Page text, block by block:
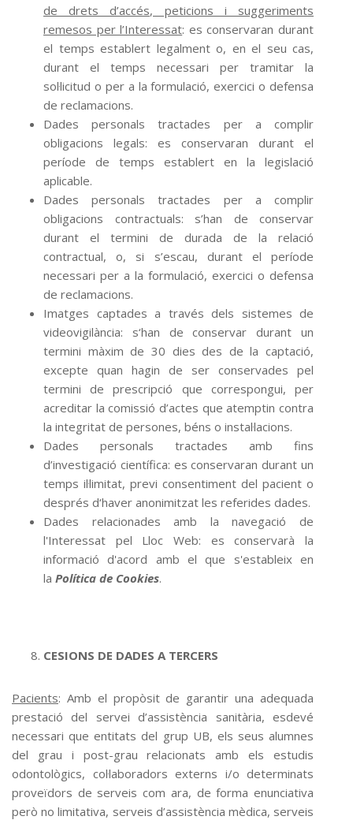
de drets d’accés, peticions i suggeriments
remesos per l’Interessat: es conservaran durant
el temps establert legalment o, en el seu cas,
durant el temps necessari per tramitar la
sol·licitud o per a la formulació, exercici o defensa
de reclamacions.
Dades personals tractades per a complir
obligacions legals: es conservaran durant el
període de temps establert en la legislació
aplicable.
Dades personals tractades per a complir
obligacions contractuals: s’han de conservar
durant el termini de durada de la relació
contractual, o, si s’escau, durant el període
necessari per a la formulació, exercici o defensa
de reclamacions.
Imatges captades a través dels sistemes de
videovigilància: s‘han de conservar durant un
termini màxim de 30 dies des de la captació,
excepte quan hagin de ser conservades pel
termini de prescripció que correspongui, per
acreditar la comissió d’actes que atemptin contra
la integritat de persones, béns o instal·lacions.
Dades personals tractades amb fins
d’investigació científica: es conservaran durant un
temps il·limitat, previ consentiment del pacient o
després d‘haver anonimitzat les referides dades.
Dades relacionades amb la navegació de
l'Interessat pel Lloc Web: es conservarà la
informació d'acord amb el que s'estableix en
la Política de Cookies.
CESIONS DE DADES A TERCERS
Pacients: Amb el propòsit de garantir una adequada
prestació del servei d’assistència sanitària, esdevé
necessari que entitats del grup UB, els seus alumnes
del grau i post-grau relacionats amb els estudis
odontològics, col·laboradors externs i/o determinats
proveïdors de serveis com ara, de forma enunciativa
però no limitativa, serveis d’assistència mèdica, serveis